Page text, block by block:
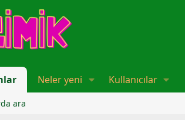
Neler yeni Kullanıcılar
ara